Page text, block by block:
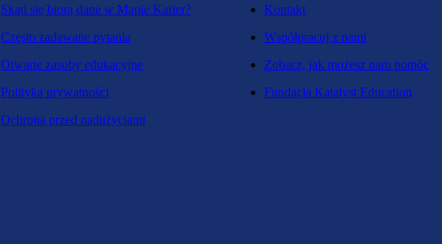
Skąd się biorą dane w Mapie Karier?
Często zadawane pytania
Otwarte zasoby edukacyjne
Polityka prywatności
Ochrona przed nadużyciami
Kontakt
Współpracuj z nami
Zobacz, jak możesz nam pomóc
Fundacja Katalyst Education